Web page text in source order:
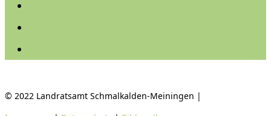
© 2022 Landratsamt Schmalkalden-Meiningen |